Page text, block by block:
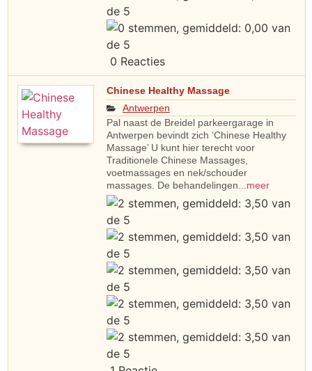
0 Reacties
Chinese Healthy Massage
Antwerpen
Pal naast de Breidel parkeergarage in
Antwerpen bevindt zich ‘Chinese Healthy
Massage’ U kunt hier terecht voor
Traditionele Chinese Massages,
voetmassages en nek/schouder
massages. De behandelingen...meer